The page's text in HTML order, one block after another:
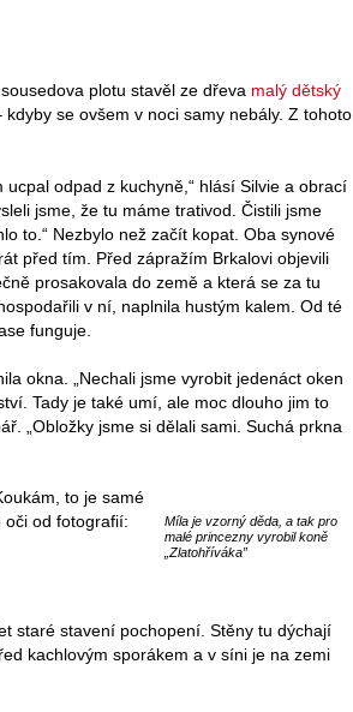
plotu stavěl ze dřeva malý dětský
se ovšem v noci samy nebály. Z tohoto
ucpal odpad z kuchyně,“ hlásí Silvie a obrací
jsme, že tu máme trativod. Čistili jsme
to.“ Nezbylo než začít kopat. Oba synové
před tím. Před zápražím Brkalovi objevili
prosakovala do země a která se za tu
v ní, naplnila hustým kalem. Od té
funguje.
okna. „Nechali jsme vyrobit jedenáct oken
Tady je také umí, ale moc dlouho jim to
„Obložky jsme si dělali sami. Suchá prkna
Míla je vzorný děda, a tak pro
malé princezny vyrobil koně
„Zlatohříváka”
to je samé
oči od fotografií:
staré stavení pochopení. Stěny tu dýchají
kachlovým sporákem a v síni je na zemi